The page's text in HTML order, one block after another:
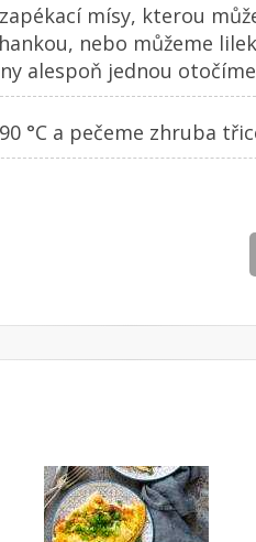
mísy, kterou
nebo můžeme
alespoň jednou
°C a pečeme zhruba